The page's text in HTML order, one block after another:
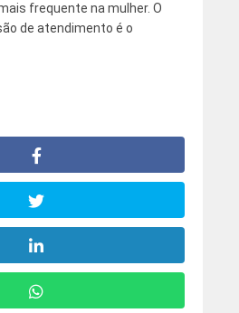
frequente na mulher. O
de atendimento é o